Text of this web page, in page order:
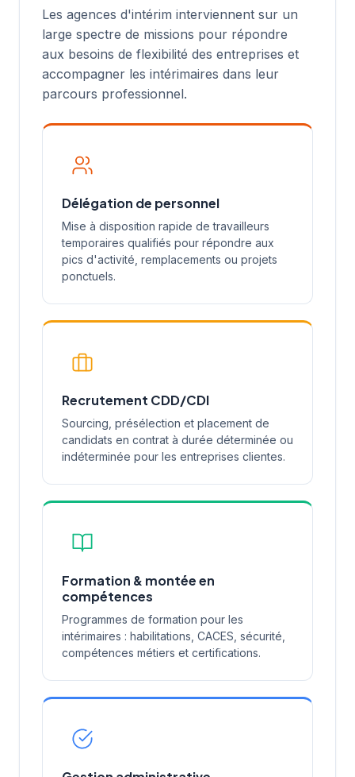
Les agences d'intérim interviennent sur un
large spectre de missions pour répondre
aux besoins de flexibilité des entreprises et
accompagner les intérimaires dans leur
parcours professionnel.
Délégation de personnel
Mise à disposition rapide de travailleurs
temporaires qualifiés pour répondre aux
pics d'activité, remplacements ou projets
ponctuels.
Recrutement CDD/CDI
Sourcing, présélection et placement de
candidats en contrat à durée déterminée ou
indéterminée pour les entreprises clientes.
Formation & montée en
compétences
Programmes de formation pour les
intérimaires : habilitations, CACES, sécurité,
compétences métiers et certifications.